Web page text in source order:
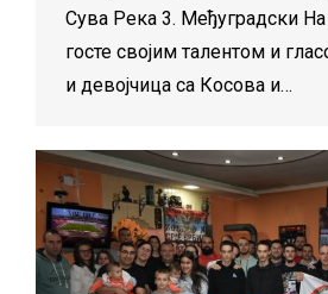
Сува Река 3. Међуградски На
госте својим талентом и
и девојчица са Косова и…